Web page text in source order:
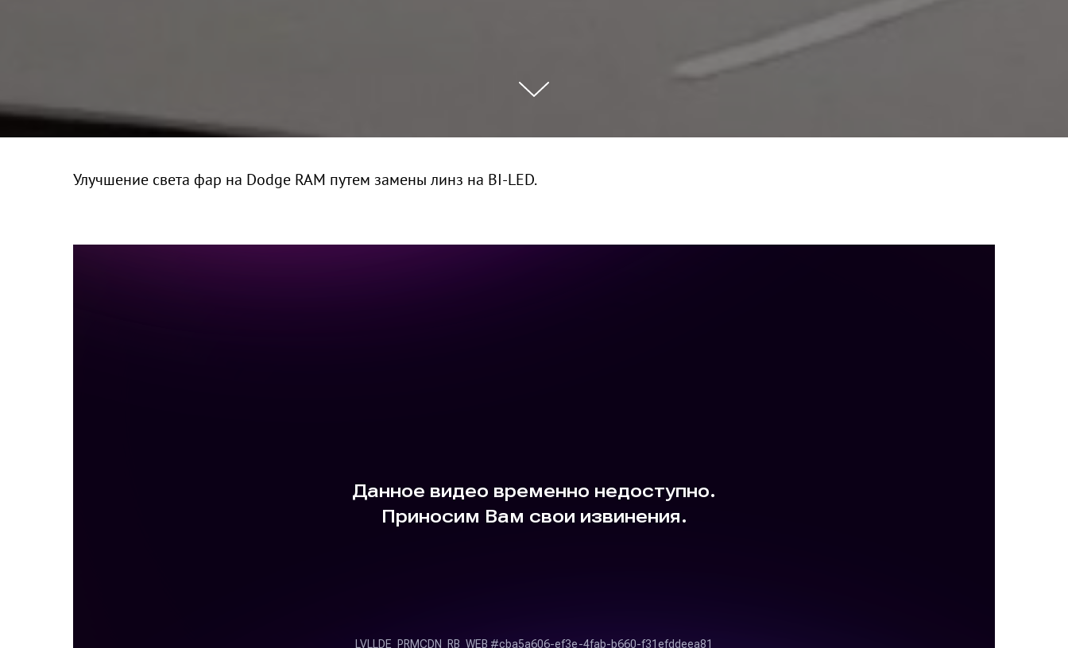
Улучшение света фар на Dodge RAM путем замены линз на BI-LED.